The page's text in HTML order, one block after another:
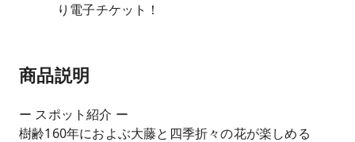
り電子チケット！
商品説明
ー スポット紹介 ー
樹齢160年におよぶ大藤と四季折々の花が楽しめる